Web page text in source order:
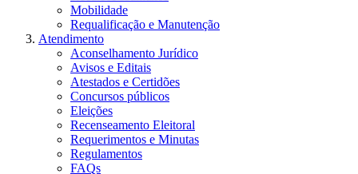
Mobilidade
Requalificação e Manutenção
Atendimento
Aconselhamento Jurídico
Avisos e Editais
Atestados e Certidões
Concursos públicos
Eleições
Recenseamento Eleitoral
Requerimentos e Minutas
Regulamentos
FAQs